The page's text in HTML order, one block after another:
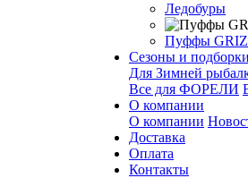
Ледобуры
Пуффы
Сезоны и подборки
Для Зимней
Все для ФОРЕЛИ
О компании
О компании
Доставка
Оплата
Контакты